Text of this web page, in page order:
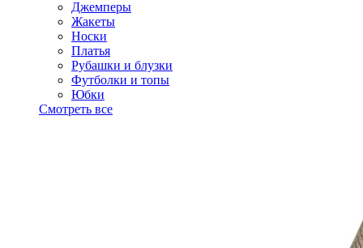
Джемперы
Жакеты
Носки
Платья
Рубашки и блузки
Футболки и топы
Юбки
Смотреть все